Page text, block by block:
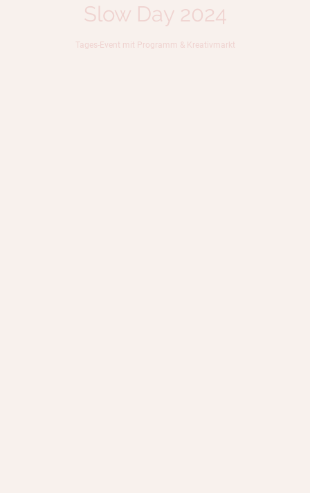
Slow Day 2024
Tages-Event mit Programm & Kreativmarkt